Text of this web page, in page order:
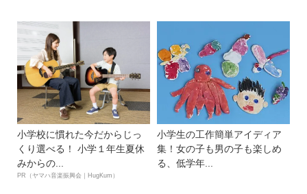
小学校に慣れた今だからじっ
くり選べる！ 小学１年生夏休
みからの...
PR（ヤマハ音楽振興会｜HugKum）
小学生の工作簡単アイディア
集！女の子も男の子も楽しめ
る、低学年...